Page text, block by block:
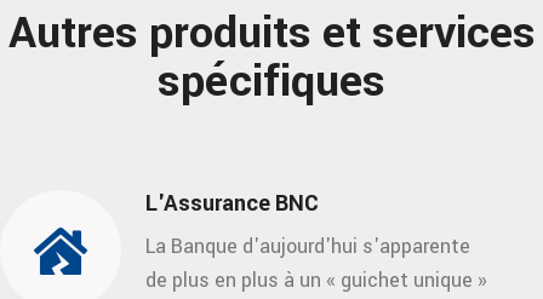
Autres produits et services
spécifiques
L'Assurance BNC
La Banque d'aujourd'hui s'apparente
de plus en plus à un « guichet unique »